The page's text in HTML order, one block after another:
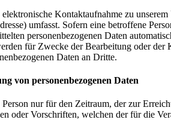
Kontaktaufnahme zu
umfasst. Sofern eine betroffene
personenbezogenen Daten
für Zwecke der Bearbeitung oder der
Daten an Dritte.
von personenbezogenen Daten
nur für den Zeitraum, der zur
oder Vorschriften, welchen der für die